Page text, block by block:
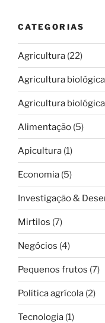
CATEGORIAS
Agricultura (22)
Agricultura biológica
Agricultura biológica
Alimentação (5)
Apicultura (1)
Economia (5)
Investigação &
Mirtilos (7)
Negócios (4)
Pequenos frutos (7)
Política agrícola (2)
Tecnologia (1)